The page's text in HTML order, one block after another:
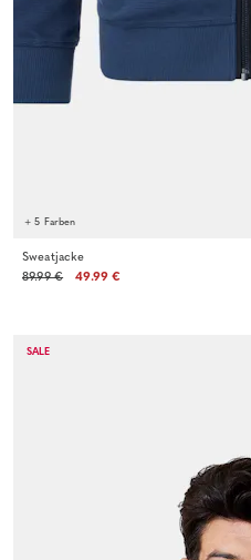
+ 5 Farben
Sweatjacke
89.99 €
49.99 €
SALE